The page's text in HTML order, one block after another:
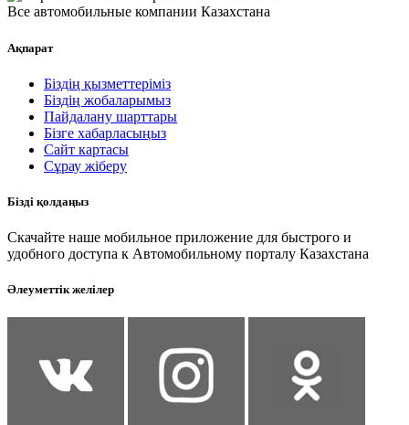
Все автомобильные компании Казахстана
Ақпарат
Біздің қызметтеріміз
Біздің жобаларымыз
Пайдалану шарттары
Бізге хабарласыңыз
Сайт картасы
Сұрау жіберу
Бізді қолдаңыз
Скачайте наше мобильное приложение для быстрого и
удобного доступа к Автомобильному порталу Казахстана
Әлеуметтік желілер